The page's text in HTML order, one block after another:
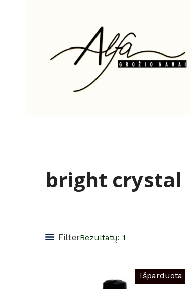
bright crystal
FilterRezultatų: 1
Išparduota